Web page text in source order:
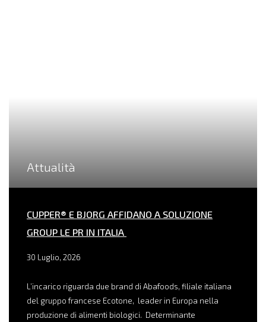
Attualità
CUPPER® E BJORG AFFIDANO A SOLUZIONE
GROUP LE PR IN ITALIA
30 Luglio, 2026
L’incarico riguarda due brand di Abafoods, filiale italiana
del gruppo francese Ecotone, leader in Europa nella
produzione di alimenti biologici. Determinante